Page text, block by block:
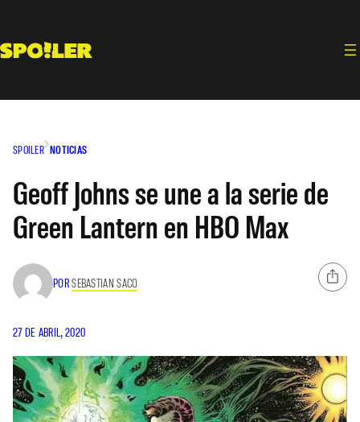
contenido
SPOILER NOTICIAS
Geoff Johns se une a la serie de
Green Lantern en HBO Max
PORSEBASTIAN SACO
27 DE ABRIL, 2020